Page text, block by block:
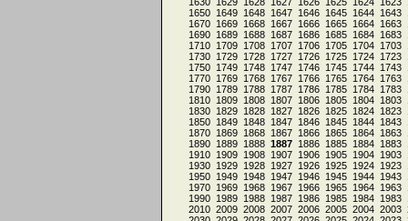
1643
1644
1645
1646
1647
1648
1649
1650
1663
1664
1665
1666
1667
1668
1669
1670
1683
1684
1685
1686
1687
1688
1689
1690
1703
1704
1705
1706
1707
1708
1709
1710
1723
1724
1725
1726
1727
1728
1729
1730
1743
1744
1745
1746
1747
1748
1749
1750
1763
1764
1765
1766
1767
1768
1769
1770
1783
1784
1785
1786
1787
1788
1789
1790
1803
1804
1805
1806
1807
1808
1809
1810
1823
1824
1825
1826
1827
1828
1829
1830
1843
1844
1845
1846
1847
1848
1849
1850
1863
1864
1865
1866
1867
1868
1869
1870
1883
1884
1885
1886
1887
1888
1889
1890
1903
1904
1905
1906
1907
1908
1909
1910
1923
1924
1925
1926
1927
1928
1929
1930
1943
1944
1945
1946
1947
1948
1949
1950
1963
1964
1965
1966
1967
1968
1969
1970
1983
1984
1985
1986
1987
1988
1989
1990
2003
2004
2005
2006
2007
2008
2009
2010